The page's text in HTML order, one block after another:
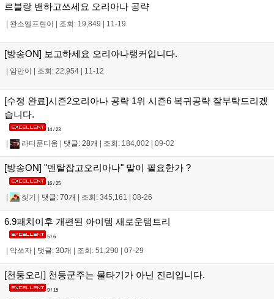
르블랑 밴하고쓰세요 오리아나 공략
| 완소엘프현이 | 조회: 19,849 | 11-19
[방송ON] 보고하세요 오리아나랭커입니다.
| 암만이 | 조회: 22,954 | 11-12
[수정 완료]시즌2오리아나 공략 1위 시즌6 복귀공략 잘부탁드리겠
습니다.
14 / 23
라티푼디움 댓글: 28개 조회: 184,002 09-02
[방송ON] "멘탈잡고오리아나" 말이 필요한가 ?
16 / 25
| 짖기 | 댓글: 70개 | 조회: 345,161 | 08-26
6.9패치이후 개편된 아이템 새로운탬트리
5 / 6
악쓰자 댓글: 30개 조회: 51,290 07-29
[천둥오리] 천둥군주는 물타기가 아닌 진리입니다.
9 / 15